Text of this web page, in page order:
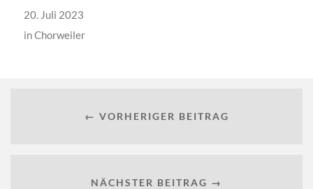
20. Juli 2023
inChorweiler
← VORHERIGER BEITRAG
NÄCHSTER BEITRAG →